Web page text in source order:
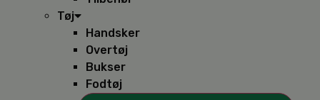
Tøj
Handsker
Overtøj
Bukser
Fodtøj